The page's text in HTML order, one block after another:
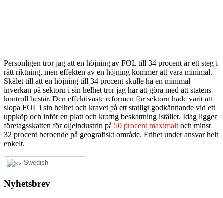
Personligen tror jag att en höjning av FOL till 34 procent är ett steg i
rätt riktning, men effekten av en höjning kommer att vara minimal.
Skälet till att en höjning till 34 procent skulle ha en minimal
inverkan på sektorn i sin helhet tror jag har att göra med att statens
kontroll består. Den effektivaste reformen för sektorn hade varit att
slopa FOL i sin helhet och kravet på ett statligt godkännande vid ett
uppköp och inför en platt och kraftig beskattning istället. Idag ligger
företagsskatten för oljeindustrin på 50 procent maximalt och minst
32 procent beroende på geografiskt område. Frihet under ansvar helt
enkelt.
Swedish
Nyhetsbrev